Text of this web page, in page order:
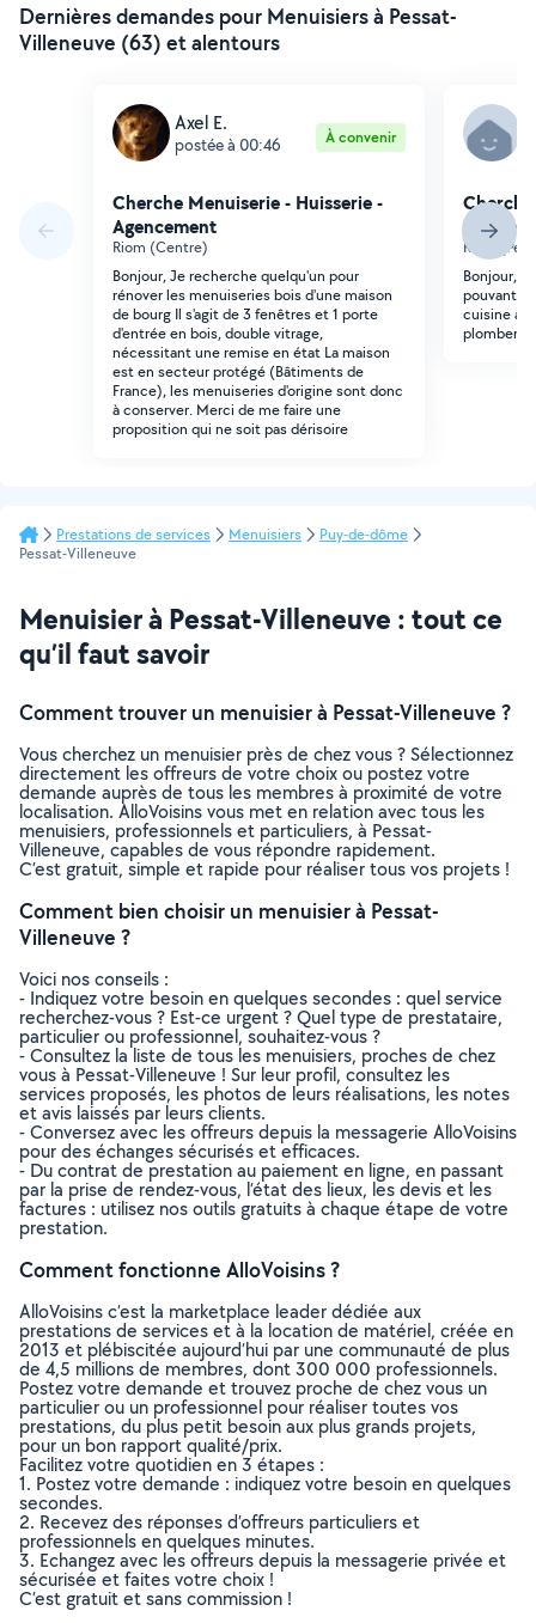
Dernières demandes pour Menuisiers à Pessat-
Villeneuve (63) et alentours
Axel E.
postée à 00:46 À convenir
Cherche Menuiserie - Huisserie -
Agencement
Riom (Centre)
Bonjour, Je recherche quelqu'un pour
rénover les menuiseries bois d'une maison
de bourg Il s'agit de 3 fenêtres et 1 porte
d'entrée en bois, double vitrage,
nécessitant une remise en état La maison
est en secteur protégé (Bâtiments de
France), les menuiseries d'origine sont donc
à conserver. Merci de me faire une
proposition qui ne soit pas dérisoire
Riom
Bonjour,
pouvant
cuisine
plomberie
Prestations de services Menuisiers
Puy-de-dôme
Pessat-Villeneuve
Menuisier à Pessat-Villeneuve : tout ce
qu’il faut savoir
Comment trouver un menuisier à Pessat-Villeneuve ?
Vous cherchez un menuisier près de chez vous ? Sélectionnez
directement les offreurs de votre choix ou postez votre
demande auprès de tous les membres à proximité de votre
localisation. AlloVoisins vous met en relation avec tous les
menuisiers, professionnels et particuliers, à Pessat-
Villeneuve, capables de vous répondre rapidement.
C’est gratuit, simple et rapide pour réaliser tous vos projets !
Comment bien choisir un menuisier à Pessat-
Villeneuve ?
Voici nos conseils :
- Indiquez votre besoin en quelques secondes : quel service
recherchez-vous ? Est-ce urgent ? Quel type de prestataire,
particulier ou professionnel, souhaitez-vous ?
- Consultez la liste de tous les menuisiers, proches de chez
vous à Pessat-Villeneuve ! Sur leur profil, consultez les
services proposés, les photos de leurs réalisations, les notes
et avis laissés par leurs clients.
- Conversez avec les offreurs depuis la messagerie AlloVoisins
pour des échanges sécurisés et efficaces.
- Du contrat de prestation au paiement en ligne, en passant
par la prise de rendez-vous, l’état des lieux, les devis et les
factures : utilisez nos outils gratuits à chaque étape de votre
prestation.
Comment fonctionne AlloVoisins ?
AlloVoisins c’est la marketplace leader dédiée aux
prestations de services et à la location de matériel, créée en
2013 et plébiscitée aujourd’hui par une communauté de plus
de 4,5 millions de membres, dont 300 000 professionnels.
Postez votre demande et trouvez proche de chez vous un
particulier ou un professionnel pour réaliser toutes vos
prestations, du plus petit besoin aux plus grands projets,
pour un bon rapport qualité/prix.
Facilitez votre quotidien en 3 étapes :
1. Postez votre demande : indiquez votre besoin en quelques
secondes.
2. Recevez des réponses d’offreurs particuliers et
professionnels en quelques minutes.
3. Echangez avec les offreurs depuis la messagerie privée et
sécurisée et faites votre choix !
C’est gratuit et sans commission !